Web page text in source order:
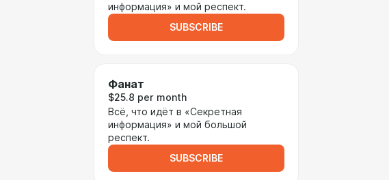
информация» и мой респект.
SUBSCRIBE
Фанат
$25.8 per month
Всё, что идёт в «Секретная
информация» и мой большой
респект.
SUBSCRIBE